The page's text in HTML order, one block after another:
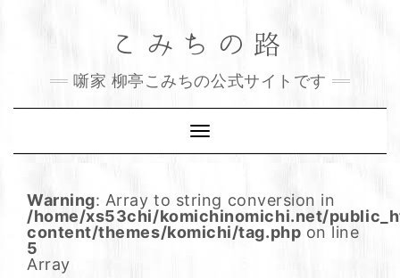
こみちの路
噺家 柳亭こみちの公式サイトです
Toggle
Navigation
Warning: Array to string conversion in
/home/xs53chi/komichinomichi.net/
content/themes/komichi/tag.php on line
5
Array